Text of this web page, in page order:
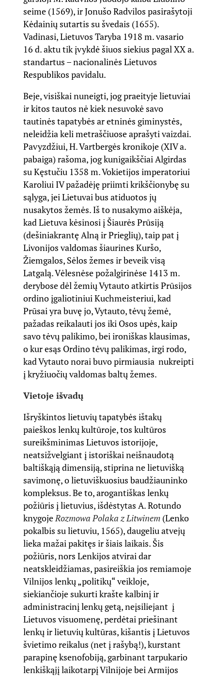
seime (1569), ir Jonušo Radvilos pasirašytoji
Kėdainių sutartis su švedais (1655).
Vadinasi, Lietuvos Taryba 1918 m. vasario
16 d. aktu tik įvykdė šiuos siekius pagal XX a.
standartus – nacionalinės Lietuvos
Respublikos pavidalu.
Beje, visiškai nuneigti, jog praeityje lietuviai
ir kitos tautos nė kiek nesuvokė savo
tautinės tapatybės ar etninės giminystės,
neleidžia keli metraščiuose aprašyti vaizdai.
Pavyzdžiui, H. Vartbergės kronikoje (XIV a.
pabaiga) rašoma, jog kunigaikščiai Algirdas
su Kęstučiu 1358 m. Vokietijos imperatoriui
Karoliui IV pažadėję priimti krikščionybę su
sąlyga, jei Lietuvai bus atiduotos jų
nusakytos žemės. Iš to nusakymo aiškėja,
kad Lietuva kėsinosi į Šiaurės Prūsiją
(dešiniakrantę Alną ir Prieglių), taip pat į
Livonijos valdomas šiaurines Kuršo,
Žiemgalos, Sėlos žemes ir beveik visą
Latgalą. Vėlesnėse požalgirinėse 1413 m.
derybose dėl žemių Vytauto atkirtis Prūsijos
ordino įgaliotiniui Kuchmeisteriui, kad
Prūsai yra buvę jo, Vytauto, tėvų žemė,
pažadas reikalauti jos iki Osos upės, kaip
savo tėvų palikimo, bei ironiškas klausimas,
o kur esąs Ordino tėvų palikimas, irgi rodo,
kad Vytauto norai buvo pirmiausia nukreipti
į kryžiuočių valdomas baltų žemes.
Vietoje išvadų
Išryškintos lietuvių tapatybės ištakų
paieškos lenkų kultūroje, tos kultūros
sureikšminimas Lietuvos istorijoje,
neatsižvelgiant į istoriškai neišnaudotą
baltiškąją dimensiją, stiprina ne lietuvišką
savimonę, o lietuviškuosius baudžiauninko
kompleksus. Be to, arogantiškas lenkų
požiūris į lietuvius, išdėstytas A. Rotundo
knygojeRozmowa Polaka z Litwinem (Lenko
pokalbis su lietuviu, 1565), daugeliu atvejų
lieka mažai pakitęs ir šiais laikais. Šis
požiūris, nors Lenkijos atvirai dar
neatskleidžiamas, pasireiškia jos remiamoje
Vilnijos lenkų „politikų“ veikloje,
siekiančioje sukurti krašte kalbinį ir
administracinį lenkų getą, neįsiliejant į
Lietuvos visuomenę, perdėtai priešinant
lenkų ir lietuvių kultūras, kišantis į Lietuvos
švietimo reikalus (net į rašybą!), kurstant
parapinę ksenofobiją, garbinant tarpukario
lenkiškąjį laikotarpį Vilnijoje bei Armijos